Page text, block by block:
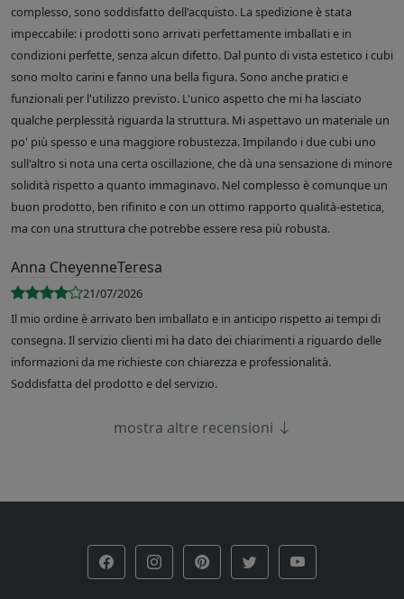
complesso, sono soddisfatto dell'acquisto. La spedizione è stata
impeccabile: i prodotti sono arrivati perfettamente imballati e in
condizioni perfette, senza alcun difetto. Dal punto di vista estetico i cubi
sono molto carini e fanno una bella figura. Sono anche pratici e
funzionali per l'utilizzo previsto. L'unico aspetto che mi ha lasciato
qualche perplessità riguarda la struttura. Mi aspettavo un materiale un
po' più spesso e una maggiore robustezza. Impilando i due cubi uno
sull'altro si nota una certa oscillazione, che dà una sensazione di minore
solidità rispetto a quanto immaginavo. Nel complesso è comunque un
buon prodotto, ben rifinito e con un ottimo rapporto qualità-estetica,
ma con una struttura che potrebbe essere resa più robusta.
Anna CheyenneTeresa
21/07/2026
Il mio ordine è arrivato ben imballato e in anticipo rispetto ai tempi di
consegna. Il servizio clienti mi ha dato dei chiarimenti a riguardo delle
informazioni da me richieste con chiarezza e professionalità.
Soddisfatta del prodotto e del servizio.
mostra altre recensioni